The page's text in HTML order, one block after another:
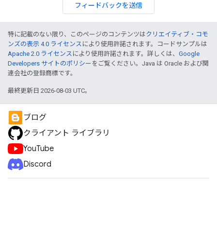
フィードバックを送信
特に記載のない限り、このページのコンテンツはクリエイティブ・コモ
ンズの表示 4.0 ライセンス により使用許諾されます。コードサンプルは
Apache 2.0 ライセンス により使用許諾されます。詳しくは、 Google
Developers サイトのポリシー をご覧ください。Java は Oracle および関
連会社の登録商標です。
最終更新日 2026-08-03 UTC。
ブログ
クライアント ライブラリ
YouTube
Discord